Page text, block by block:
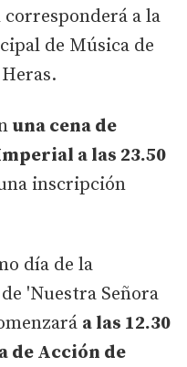
a la
de Música de
una cena de
a las 23.50
inscripción
día de la
'Nuestra Señora
a las 12.30
de Acción de